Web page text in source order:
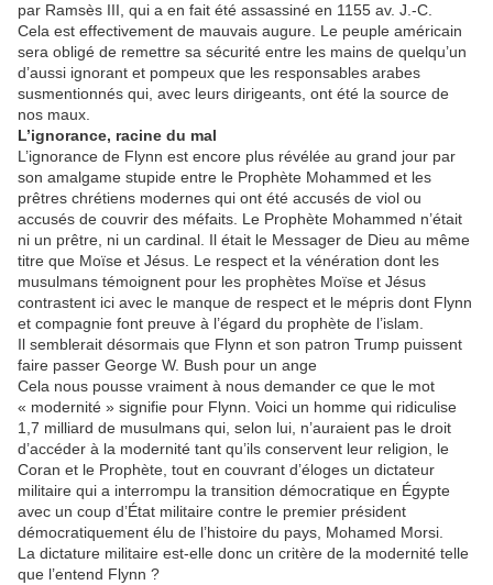
par Ramsès III, qui a en fait été assassiné en 1155 av. J.-C.
Cela est effectivement de mauvais augure. Le peuple américain
sera obligé de remettre sa sécurité entre les mains de quelqu’un
d’aussi ignorant et pompeux que les responsables arabes
susmentionnés qui, avec leurs dirigeants, ont été la source de
nos maux.
L’ignorance, racine du mal
L’ignorance de Flynn est encore plus révélée au grand jour par
son amalgame stupide entre le Prophète Mohammed et les
prêtres chrétiens modernes qui ont été accusés de viol ou
accusés de couvrir des méfaits. Le Prophète Mohammed n’était
ni un prêtre, ni un cardinal. Il était le Messager de Dieu au même
titre que Moïse et Jésus. Le respect et la vénération dont les
musulmans témoignent pour les prophètes Moïse et Jésus
contrastent ici avec le manque de respect et le mépris dont Flynn
et compagnie font preuve à l’égard du prophète de l’islam.
Il semblerait désormais que Flynn et son patron Trump puissent
faire passer George W. Bush pour un ange
Cela nous pousse vraiment à nous demander ce que le mot
« modernité » signifie pour Flynn. Voici un homme qui ridiculise
1,7 milliard de musulmans qui, selon lui, n’auraient pas le droit
d’accéder à la modernité tant qu’ils conservent leur religion, le
Coran et le Prophète, tout en couvrant d’éloges un dictateur
militaire qui a interrompu la transition démocratique en Égypte
avec un coup d’État militaire contre le premier président
démocratiquement élu de l’histoire du pays, Mohamed Morsi.
La dictature militaire est-elle donc un critère de la modernité telle
que l’entend Flynn ?